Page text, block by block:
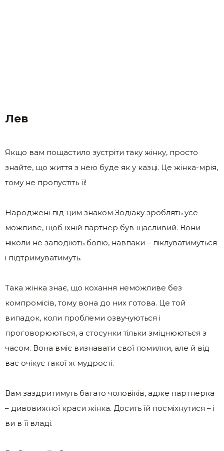
Лев
Якщо вам пощастило зустріти таку жінку, просто
знайте, що життя з нею буде як у казці. Це жінка-мрія,
тому не пропустіть її!
Народжені під цим знаком Зодіаку зроблять усе
можливе, щоб їхній партнер був щасливий. Вони
ніколи не заподіють болю, навпаки – піклуватимуться
і підтримуватимуть.
Така жінка знає, що кохання неможливе без
компромісів, тому вона до них готова. Це той
випадок, коли проблеми озвучуються і
проговорюються, а стосунки тільки зміцнюються з
часом. Вона вміє визнавати свої помилки, але й від
вас очікує такої ж мудрості.
Вам заздритимуть багато чоловіків, адже партнерка
– дивовижної краси жінка. Досить їй посміхнутися – і
ви в її владі.